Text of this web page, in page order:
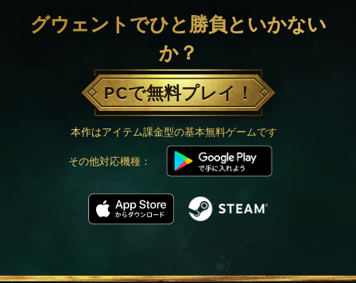
グウェントでひと勝負といかない
か？
PCで無料プレイ！
本作はアイテム課金型の基本無料ゲームです
その他対応機種：